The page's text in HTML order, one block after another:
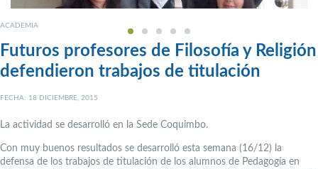
ACADEMIA
Futuros profesores de Filosofía y Religión
defendieron trabajos de titulación
FECHA: 18 DICIEMBRE, 2015
La actividad se desarrolló en la Sede Coquimbo.
Con muy buenos resultados se desarrolló esta semana (16/12) la
defensa de los trabajos de titulación de los alumnos de Pedagogía en